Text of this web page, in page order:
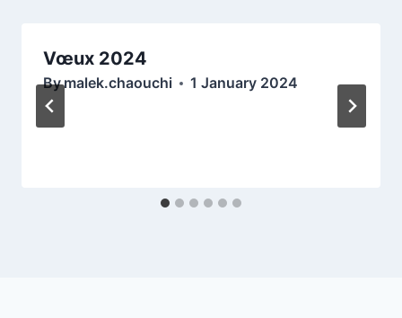
Vœux 2024
Bymalek.chaouchi 1 January 2024